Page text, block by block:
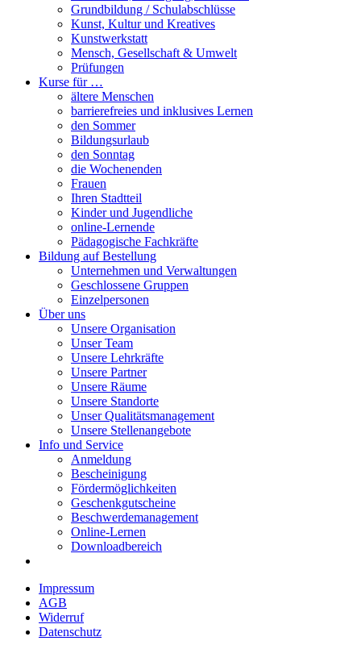
Grundbildung / Schulabschlüsse
Kunst, Kultur und Kreatives
Kunstwerkstatt
Mensch, Gesellschaft & Umwelt
Prüfungen
Kurse für …
ältere Menschen
barrierefreies und inklusives Lernen
den Sommer
Bildungsurlaub
den Sonntag
die Wochenenden
Frauen
Ihren Stadtteil
Kinder und Jugendliche
online-Lernende
Pädagogische Fachkräfte
Bildung auf Bestellung
Unternehmen und Verwaltungen
Geschlossene Gruppen
Einzelpersonen
Über uns
Unsere Organisation
Unser Team
Unsere Lehrkräfte
Unsere Partner
Unsere Räume
Unsere Standorte
Unser Qualitätsmanagement
Unsere Stellenangebote
Info und Service
Anmeldung
Bescheinigung
Fördermöglichkeiten
Geschenkgutscheine
Beschwerdemanagement
Online-Lernen
Downloadbereich
Impressum
AGB
Widerruf
Datenschutz